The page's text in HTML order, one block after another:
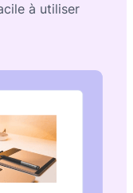
à utiliser